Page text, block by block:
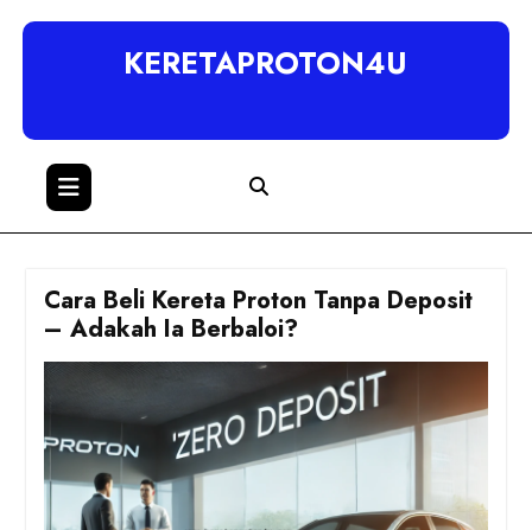
KERETAPROTON4U
Cara Beli Kereta Proton Tanpa Deposit
– Adakah Ia Berbaloi?